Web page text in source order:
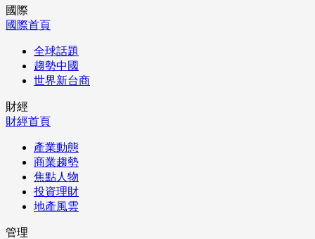
國際
國際首頁
全球話題
趨勢中國
世界新台商
財經
財經首頁
產業動態
商業趨勢
焦點人物
投資理財
地產風雲
管理